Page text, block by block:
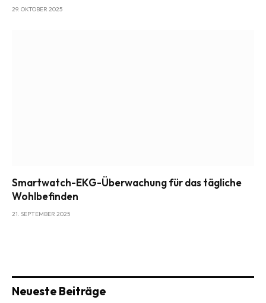
29. OKTOBER 2025
Smartwatch-EKG-Überwachung für das tägliche
Wohlbefinden
21. SEPTEMBER 2025
Neueste Beiträge